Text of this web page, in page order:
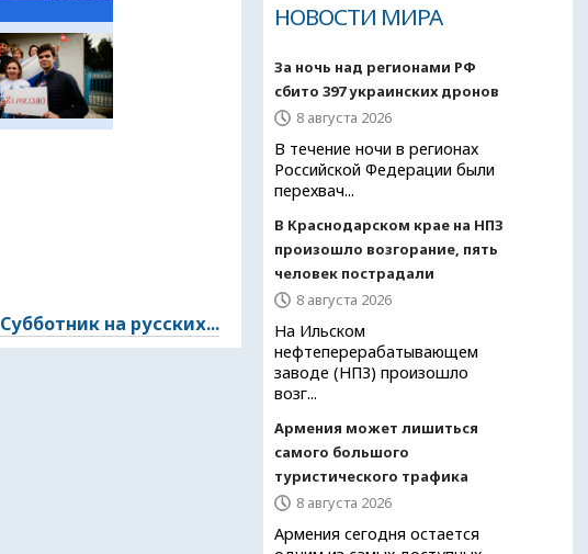
Субботник на русских...
НОВОСТИ МИРА
За ночь над регионами РФ
сбито 397 украинских дронов
8 августа 2026
В течение ночи в регионах
Российской Федерации были
перехвач...
В Краснодарском крае на НПЗ
произошло возгорание, пять
человек пострадали
8 августа 2026
На Ильском
нефтеперерабатывающем
заводе (НПЗ) произошло
возг...
Армения может лишиться
самого большого
туристического трафика
8 августа 2026
Армения сегодня остается